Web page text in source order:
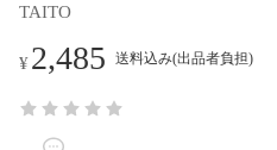
TAITO
¥2,485 送料込み(出品者負担)